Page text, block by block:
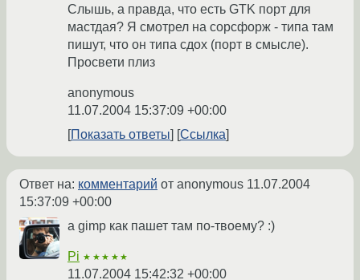
Слышь, а правда, что есть GTK порт для
мастдая? Я смотрел на сорсфорж - типа там
пишут, что он типа сдох (порт в смысле).
Просвети плиз
anonymous
11.07.2004 15:37:09 +00:00
Показать ответы
Ссылка
Ответ на: комментарий от anonymous 11.07.2004
15:37:09 +00:00
а gimp как пашет там по-твоему? :)
Pi ★★★★★
11.07.2004 15:42:32 +00:00